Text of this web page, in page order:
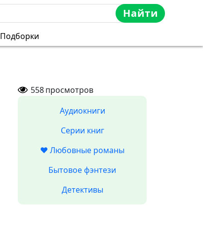
Найти
Подборки
558просмотров
Аудиокниги
Серии книг
❤️ Любовные романы
Бытовое фэнтези
Детективы